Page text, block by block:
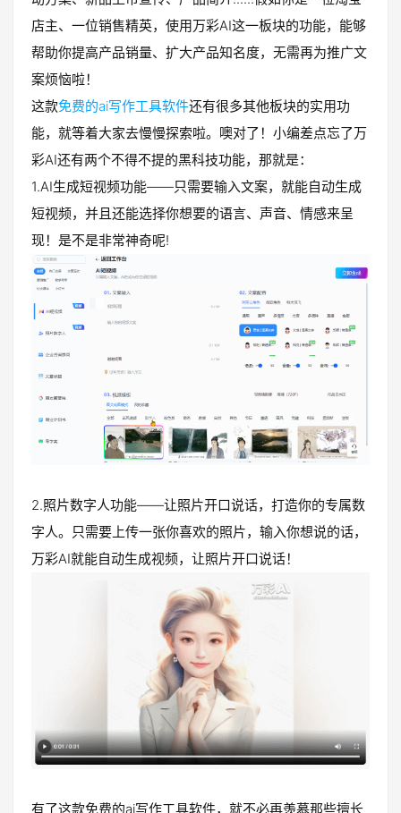
店主、一位销售精英，使用万彩AI这一板块的功能，能够
帮助你提高产品销量、扩大产品知名度，无需再为推广文
案烦恼啦！
这款免费的ai写作工具软件还有很多其他板块的实用功
能，就等着大家去慢慢探索啦。噢对了！小编差点忘了万
彩AI还有两个不得不提的黑科技功能，那就是：
1.AI生成短视频功能——只需要输入文案，就能自动生成
短视频，并且还能选择你想要的语言、声音、情感来呈
现！是不是非常神奇呢!
2.照片数字人功能——让照片开口说话，打造你的专属数
字人。只需要上传一张你喜欢的照片，输入你想说的话，
万彩AI就能自动生成视频，让照片开口说话！
有了这款免费的ai写作工具软件，就不必再羡慕那些擅长